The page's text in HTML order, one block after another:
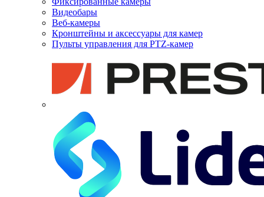
Видеобары
Веб-камеры
Кронштейны и аксессуары для камер
Пульты управления для PTZ-камер